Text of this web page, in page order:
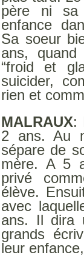
père ni sa
enfance
Sa soeur
ans,
“froid et
suicider,
rien et
MALRAUX:
2 ans. Au
sépare de
mère. A 5
privé
élève.
avec
ans. Il dira
grands
leur